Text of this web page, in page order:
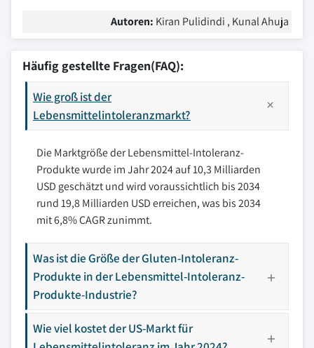
Autoren: Kiran Pulidindi , Kunal Ahuja
Häufig gestellte Fragen(FAQ):
Wie groß ist der
Lebensmittelintoleranzmarkt?
Die Marktgröße der Lebensmittel-Intoleranz-
Produkte wurde im Jahr 2024 auf 10,3 Milliarden
USD geschätzt und wird voraussichtlich bis 2034
rund 19,8 Milliarden USD erreichen, was bis 2034
mit 6,8% CAGR zunimmt.
Was ist die Größe der Gluten-Intoleranz-
Produkte in der Lebensmittel-Intoleranz-
Produkte-Industrie?
Wie viel kostet der US-Markt für